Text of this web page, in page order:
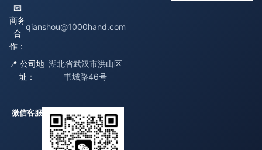
📧
商务
合
作：
qianshou@1000hand.com
📍 公司地
址：
湖北省武汉市洪山区
书城路46号
微信客服